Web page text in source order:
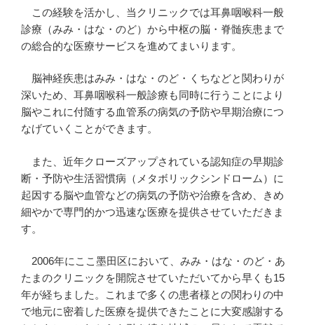
この経験を活かし、当クリニックでは耳鼻咽喉科一般
診療（みみ・はな・のど）から中枢の脳・脊髄疾患まで
の総合的な医療サービスを進めてまいります。
脳神経疾患はみみ・はな・のど・くちなどと関わりが
深いため、耳鼻咽喉科一般診療も同時に行うことにより
脳やこれに付随する血管系の病気の予防や早期治療につ
なげていくことができます。
また、近年クローズアップされている認知症の早期診
断・予防や生活習慣病（メタボリックシンドローム）に
起因する脳や血管などの病気の予防や治療を含め、きめ
細やかで専門的かつ迅速な医療を提供させていただきま
す。
2006年にここ墨田区において、みみ・はな・のど・あ
たまのクリニックを開院させていただいてから早くも15
年が経ちました。これまで多くの患者様との関わりの中
で地元に密着した医療を提供できたことに大変感謝する